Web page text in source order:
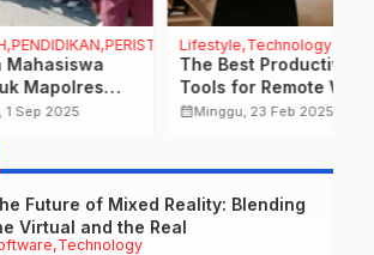
Korban
Lifestyle Technology
The Best Productivity
Tools for Remote Work
Minggu, 23 Feb 2025
Technology
Future of Mixed Reality: Blending
Virtual and the Real